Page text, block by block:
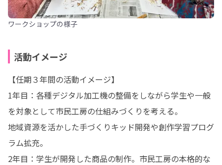
ワークショップの様子
活動イメージ
【任期３年間の活動イメージ】
1年目：各種デジタル加工機の整備をしながら学生や一般
を対象として市民工房の仕組みづくりを考える。
地域資源を活かした手づくりキッド開発や創作学習プログ
ラム拡充。
2年目：学生が開発した商品の制作。市民工房の本格的な